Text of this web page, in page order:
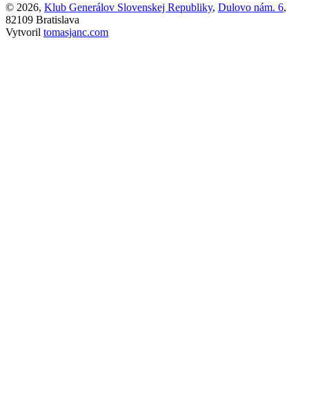
© 2026, Klub Generálov Slovenskej Republiky, Dulovo nám. 6,
82109 Bratislava
Vytvoril tomasjanc.com